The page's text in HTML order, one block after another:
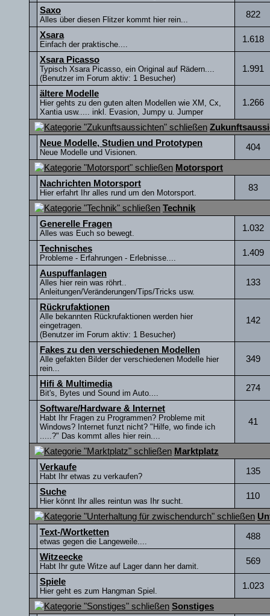
Saxo
Alles über diesen Flitzer kommt hier rein...
822
Xsara
Einfach der praktische....
1.618
Xsara Picasso
Typisch Xsara Picasso, ein Original auf Rädern....
(Benutzer im Forum aktiv: 1 Besucher)
1.991
ältere Modelle
Hier gehts zu den guten alten Modellen wie XM, Cx,
Xantia usw..... inkl. Evasion, Jumpy u. Jumper
1.266
Neue Modelle, Studien und Prototypen
Neue Modelle und Visionen.
404
Motorsport
Nachrichten Motorsport
Hier erfahrt Ihr alles rund um den Motorsport.
83
Technik
Generelle Fragen
Alles was Euch so bewegt.
1.032
Technisches
Probleme - Erfahrungen - Erlebnisse....
1.409
Auspuffanlagen
Alles hier rein was röhrt..
Anleitungen/Veränderungen/Tips/Tricks usw.
133
Rückrufaktionen
Alle bekannten Rückrufaktionen werden hier
eingetragen.
(Benutzer im Forum aktiv: 1 Besucher)
142
Fakes zu den verschiedenen Modellen
Alle gefakten Bilder der verschiedenen Modelle hier
rein...
349
Hifi & Multimedia
Bit's, Bytes und Sound im Auto....
274
Software/Hardware & Internet
Habt Ihr Fragen zu Programmen? Probleme mit
Windows? Internet funzt nicht? "Hilfe, wo finde ich
.....?" Das kommt alles hier rein....
41
Marktplatz
Verkaufe
Habt Ihr etwas zu verkaufen?
135
Suche
Hier könnt Ihr alles reintun was Ihr sucht.
110
Text-/Wortketten
etwas gegen die Langeweile....
488
Witzeecke
Habt Ihr gute Witze auf Lager dann her damit.
569
Spiele
Hier geht es zum Hangman Spiel.
1.023
Sonstiges